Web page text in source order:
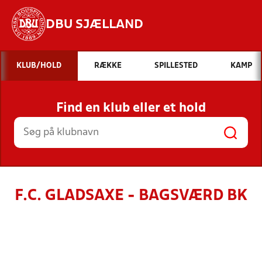
DBU SJÆLLAND
Hvad vil du søge efter?
INDHOLD OG NYHEDER
STILLINGER, RESULTATER, KLUBBER OG
HOLD
KLUB/HOLD RÆKKE SPILLESTED KAMP
Find en klub eller et hold
F.C. GLADSAXE - BAGSVÆRD BK